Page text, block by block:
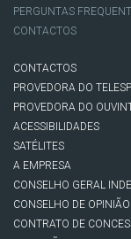
PERGUNTAS
CONTACTOS
CONTACTOS
PROVEDORA DO
PROVEDORA DO
ACESSIBILIDADES
SATÉLITES
A EMPRESA
CONSELHO GERAL
CONSELHO DE OPINIÃO
CONTRATO DE